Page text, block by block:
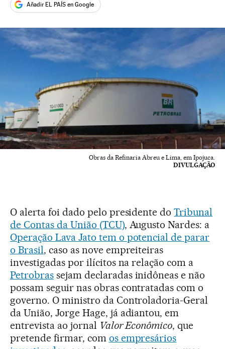
Añadir EL PAÍS en Google
Obras da Refinaria Abreu e Lima, em Ipojuca.
DIVULGAÇÃO
O alerta foi dado pelo presidente doTribunal
de Contas da União (TCU), Augusto Nardes: a
Operação Lava Jato tem o potencial de parar
o Brasil, caso as nove empreiteiras
investigadas por ilícitos na relação com a
Petrobrassejam declaradas inidôneas e não
possam seguir nas obras contratadas com o
governo. O ministro da Controladoria-Geral
da União, Jorge Hage, já adiantou, em
entrevista ao jornal Valor Econômico, que
pretende firmar, com os empresários